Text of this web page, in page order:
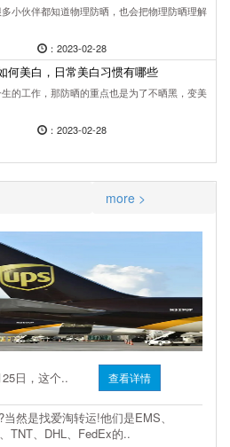
小伙伴都知道物理防晒，也会把物理防晒理解
：2023-02-28
何美白，日常美白习惯有哪些
的工作，那防晒的重点也是为了不晒黑，变美
：2023-02-28
more >
日，这个.. 查看详情
当然是找爱淘转运!他们是EMS、
TNT、DHL、FedEx的..